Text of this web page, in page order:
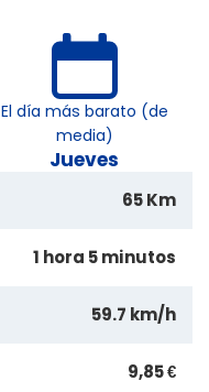
El día más barato (de
media)
Jueves
65 Km
1 hora 5 minutos
59.7 km/h
9,85 €